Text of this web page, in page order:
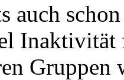
auch
Inaktivität
Gruppen